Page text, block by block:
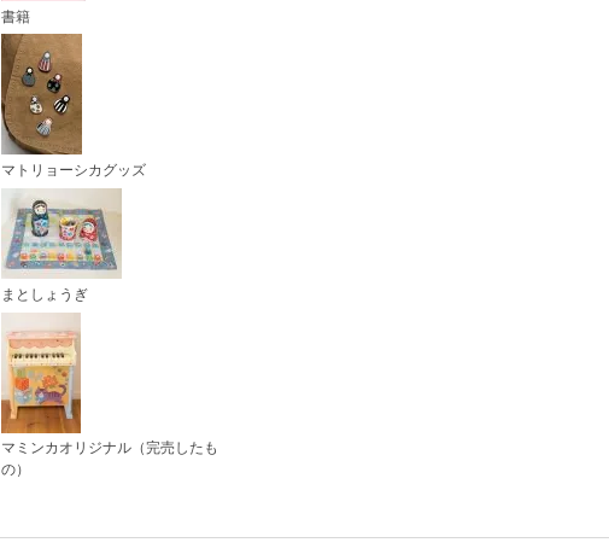
書籍
マトリョーシカグッズ
まとしょうぎ
マミンカオリジナル（完売したも
の）